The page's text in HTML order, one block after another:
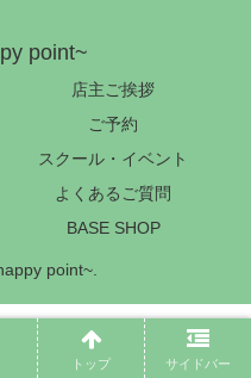
point~
店主ご挨拶
ご予約
スクール・イベント
よくあるご質問
BASE SHOP
point~.
トップ サイドバー